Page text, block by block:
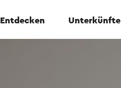
Entdecken Unterkünfte